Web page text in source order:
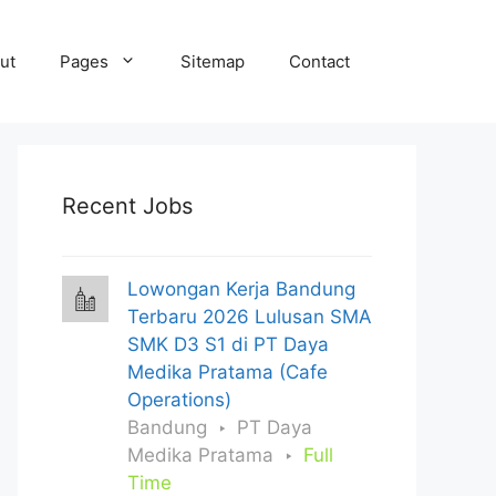
Pages Sitemap Contact
Recent Jobs
Lowongan Kerja Bandung
Terbaru 2026 Lulusan SMA
SMK D3 S1 di PT Daya
Medika Pratama (Cafe
Operations)
Bandung
PT Daya
Medika Pratama
Full
Time